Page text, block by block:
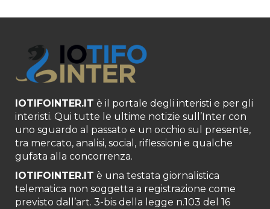
IOTIFOINTER.IT è il portale degli interisti e per gli
interisti. Qui tutte le ultime notizie sull’Inter con
uno sguardo al passato e un occhio sul presente,
tra mercato, analisi, social, riflessioni e qualche
gufata alla concorrenza.
IOTIFOINTER.IT è una testata giornalistica
telematica non soggetta a registrazione come
previsto dall’art. 3-bis della legge n.103 del 16